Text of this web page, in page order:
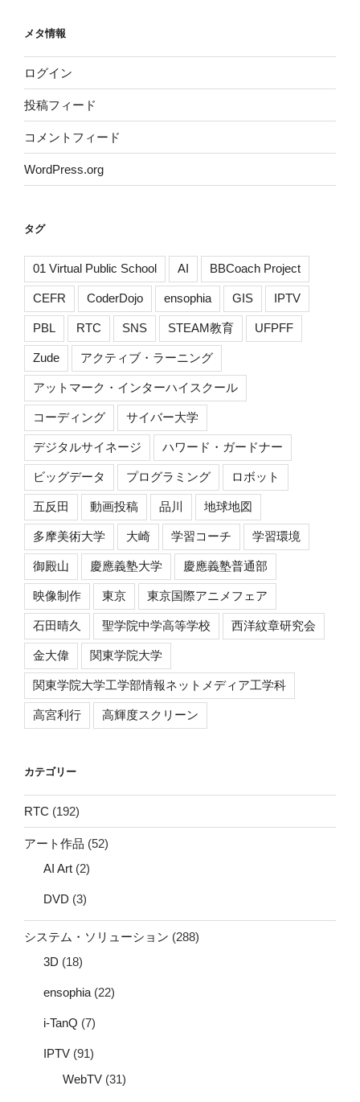
メタ情報
ログイン
投稿フィード
コメントフィード
WordPress.org
タグ
01 Virtual Public School AI BBCoach Project
CEFR CoderDojo ensophia GIS IPTV
PBL RTC SNS STEAM教育 UFPFF
Zude アクティブ・ラーニング
アットマーク・インターハイスクール
コーディング サイバー大学
デジタルサイネージ ハワード・ガードナー
ビッグデータ プログラミング ロボット
五反田 動画投稿 品川 地球地図
多摩美術大学 大崎 学習コーチ 学習環境
御殿山 慶應義塾大学 慶應義塾普通部
映像制作 東京 東京国際アニメフェア
石田晴久 聖学院中学高等学校 西洋紋章研究会
金大偉 関東学院大学
関東学院大学工学部情報ネットメディア工学科
高宮利行 高輝度スクリーン
カテゴリー
RTC (192)
アート作品 (52)
AI Art (2)
DVD (3)
システム・ソリューション (288)
3D (18)
ensophia (22)
i-TanQ (7)
IPTV (91)
WebTV (31)